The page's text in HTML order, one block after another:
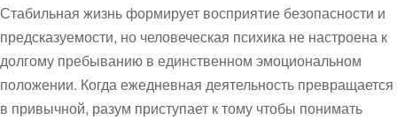
Стабильная жизнь формирует восприятие безопасности и
предсказуемости, но человеческая психика не настроена к
долгому пребыванию в единственном эмоциональном
положении. Когда ежедневная деятельность превращается
в привычной, разум приступает к тому чтобы понимать